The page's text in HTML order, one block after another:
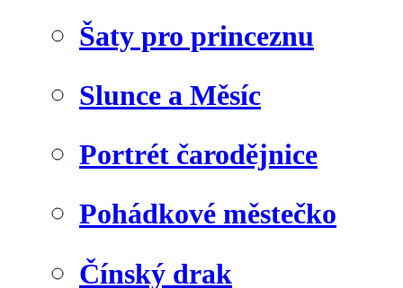
Šaty pro princeznu
Slunce a Měsíc
Portrét čarodějnice
Pohádkové městečko
Čínský drak